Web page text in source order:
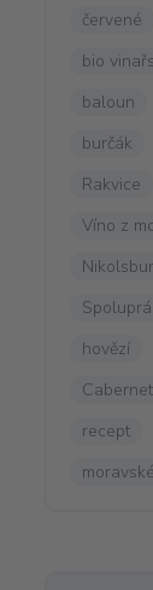
červené
bio
baloun
burčák
Rakvice
Víno z
hovězí
Cabernet
recept